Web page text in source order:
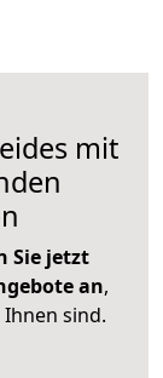
mit
Sie jetzt
an,
sind.